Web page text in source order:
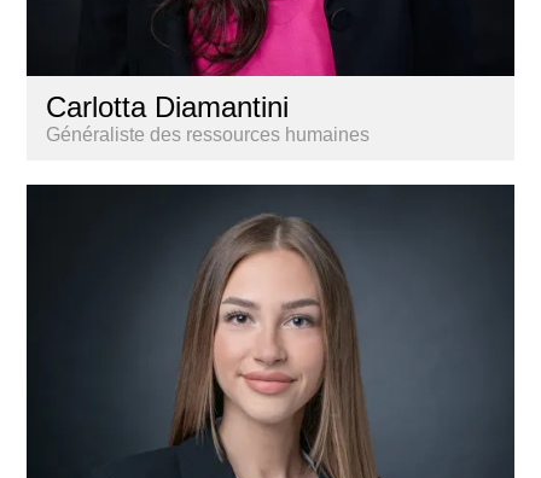
Carlotta Diamantini
Généraliste des ressources humaines